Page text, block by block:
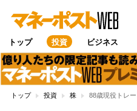
トップ 投資 ビジネス
トップ 投資 株 88歳現役トレ